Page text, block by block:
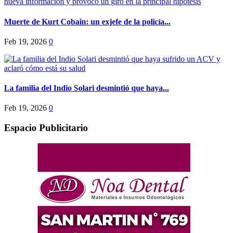
Muerte de Kurt Cobain: un exjefe de la policía...
Feb 19, 2026 0
La familia del Indio Solari desmintió que haya...
Feb 19, 2026 0
Espacio Publicitario